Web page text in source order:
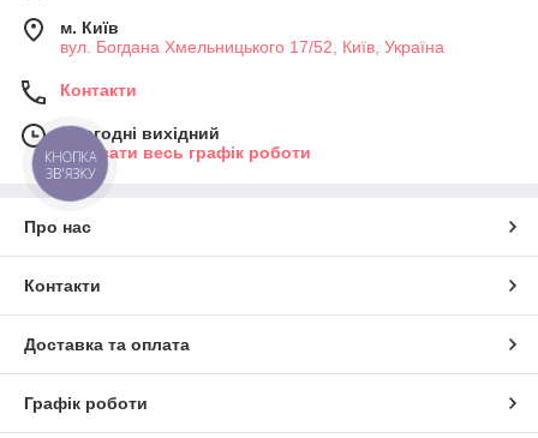
м. Київ
вул. Богдана Хмельницького 17/52, Київ, Україна
Контакти
Сьогодні вихідний
Показати весь графік роботи
Про нас
Контакти
Доставка та оплата
Графік роботи
КНОПКА
ЗВ'ЯЗКУ